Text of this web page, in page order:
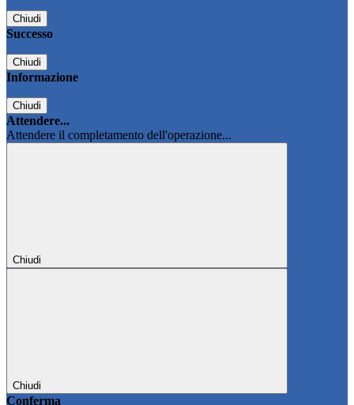
Chiudi
Successo
Chiudi
Informazione
Chiudi
Attendere...
Attendere il completamento dell'operazione...
Chiudi
Chiudi
Conferma